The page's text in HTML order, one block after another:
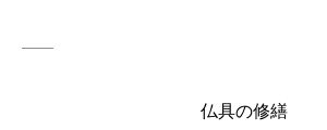
仏具の修繕